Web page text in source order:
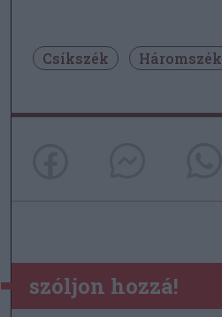
Csíkszék Háromszék
szóljon hozzá!